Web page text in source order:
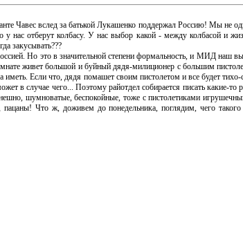
Чавес вслед за батькой Лукашенко поддержал Россию! Мы не
нас отберут колбасу. У нас выбор какой - между колбасой и
закусывать???
Но это в значительной степени формальность, и МИД наш
живет большой и буйный дядя-милиционер с большим
иметь. Если что, дядя помашет своим пистолетом и все будет
в случае чего... Поэтому райотдел собирается писать какие-
шумноватые, беспокойные, тоже с пистолетиками
Что ж, доживем до понедельника, поглядим, чего